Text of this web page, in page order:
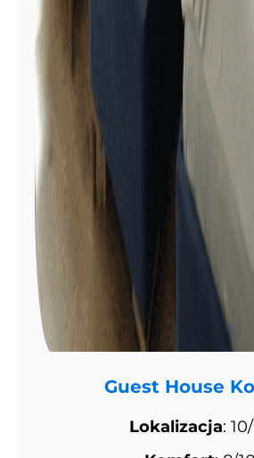
Guest House
Lokalizacja: